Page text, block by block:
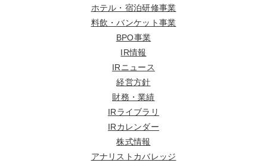
ホテル・宿泊研修事業
料飲・バンケット事業
BPO事業
IR情報
IRニュース
経営方針
財務・業績
IRライブラリ
IRカレンダー
株式情報
アナリストカバレッジ